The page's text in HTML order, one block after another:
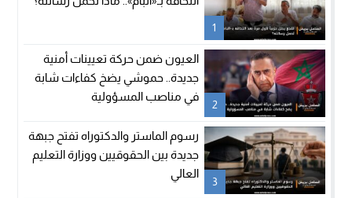
1
2
العيون ضمن حركة تعيينات أمنية
جديدة.. حموشي يضخ كفاءات شابة
في مناصب المسؤولية
3
رسوم الماستر والدكتوراه تفتح جبهة
جديدة بين الحقوقيين ووزارة التعليم
العالي